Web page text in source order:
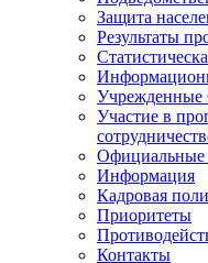
Защита
Результаты
Участие в
Официальные
Информация
Кадровая
Приоритеты
Контакты